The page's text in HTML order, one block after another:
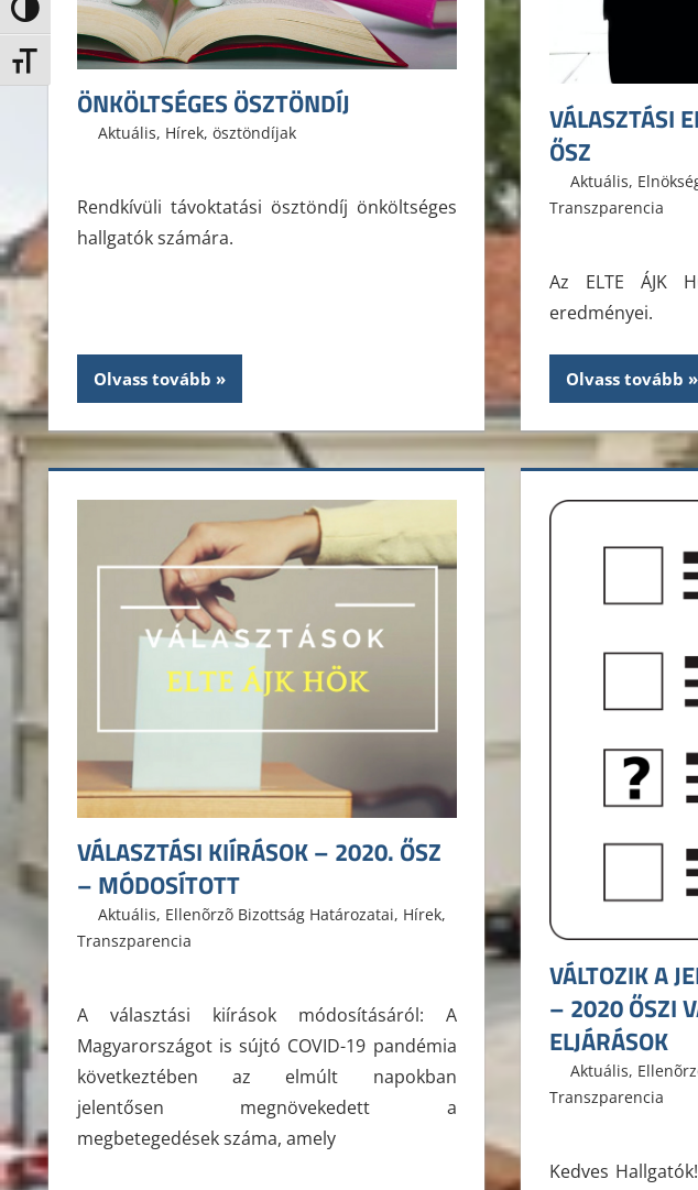
Nagy kontraszt váltása
Betűméret váltása
ÖNKÖLTSÉGES ÖSZTÖNDÍJ
2020. december 3.
ELTE ÁJK HÖK
Aktuális, Hírek,ösztöndíjak
Rendkívüli távoktatási ösztöndíj önköltséges
hallgatók számára.
Olvass tovább
VÁLASZTÁSI
ŐSZ
2020. október 11.
ELTE ÁJK HÖK
Aktuális,
Transzparencia
Az ELTE ÁJK
eredményei.
Olvass tovább
VÁLASZTÁSI KIÍRÁSOK – 2020. ŐSZ
– MÓDOSÍTOTT
2020. szeptember 10.
ELTE ÁJK HÖK
Aktuális, Ellenõrzõ Bizottság Határozatai, Hírek,
Transzparencia
A választási kiírások módosításáról: A
Magyarországot is sújtó COVID-19 pandémia
következtében az elmúlt napokban
jelentősen megnövekedett a
megbetegedések száma, amely
VÁLTOZIK A
– 2020 ŐSZI
ELJÁRÁSOK
2020.
ELTE ÁJK HÖK
Aktuális,
Transzparencia
Kedves